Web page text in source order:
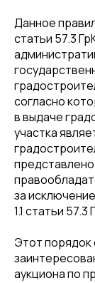
Данное
статьи 57.3
согласно
в выдаче
участка
за
1.1 статьи
Этот порядок
аукциона по